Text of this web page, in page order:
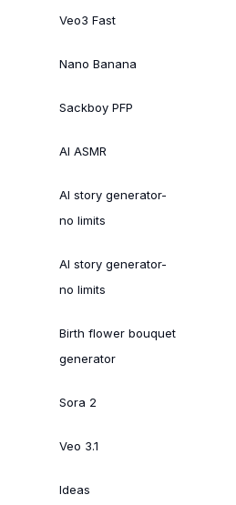
Veo3 Fast
Nano Banana
Sackboy PFP
AI ASMR
AI story generator-
no limits
AI story generator-
no limits
Birth flower bouquet
generator
Sora 2
Veo 3.1
Ideas